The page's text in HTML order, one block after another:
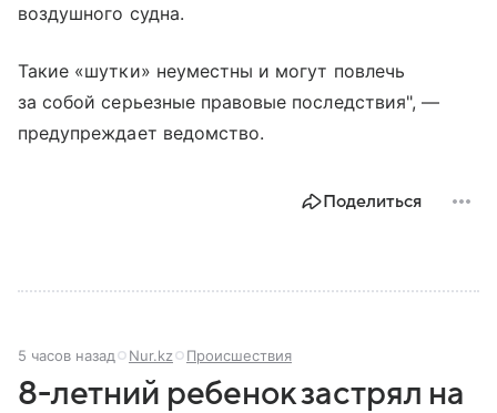
воздушного судна.
Такие «шутки» неуместны и могут повлечь
за собой серьезные правовые последствия", —
предупреждает ведомство.
Поделиться
5 часов назад Nur.kz Происшествия
8-летний ребенок застрял на